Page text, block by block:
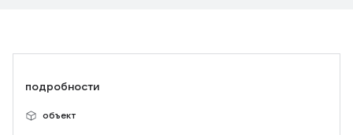
подробности
объект